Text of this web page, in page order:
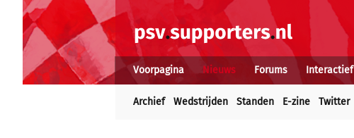
Voorpagina Nieuws Forums Interactief
Archief Wedstrijden Standen E-zine Twitter